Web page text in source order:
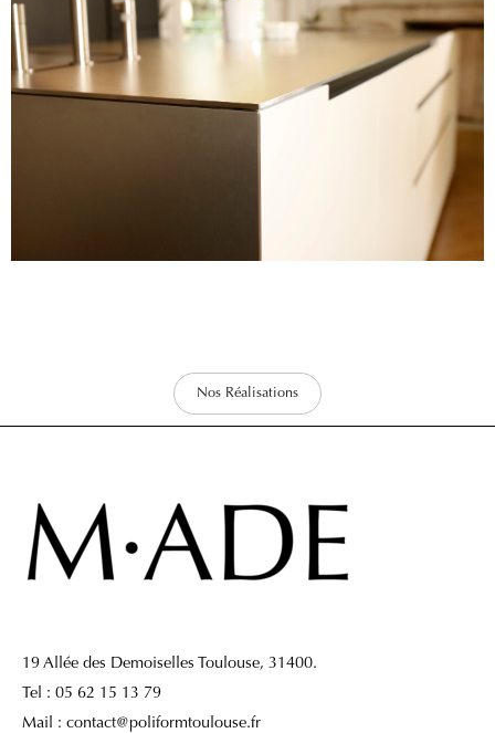
Nos Réalisations
19 Allée des Demoiselles Toulouse, 31400.
Tel : 05 62 15 13 79
Mail : contact@poliformtoulouse.fr